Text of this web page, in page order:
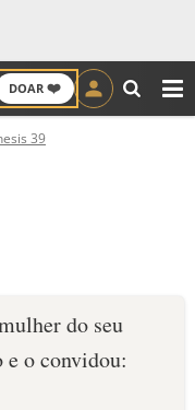
DOAR ❤️
39
do seu
e o convidou: